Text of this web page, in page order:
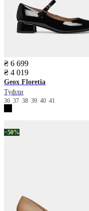
₴ 6 699
₴ 4 019
Geox Floretia
Туфли
36 37 38 39 40 41
−50%